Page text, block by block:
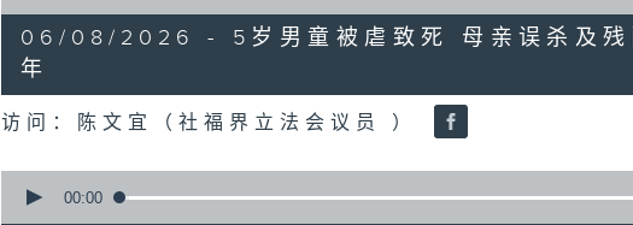
18
minutes,
22
seconds
06/08/2026 - 5岁男童被虐致死 母亲误杀及残
年
访问：陈文宜（社福界立法会议员 ）
seconds
00:00